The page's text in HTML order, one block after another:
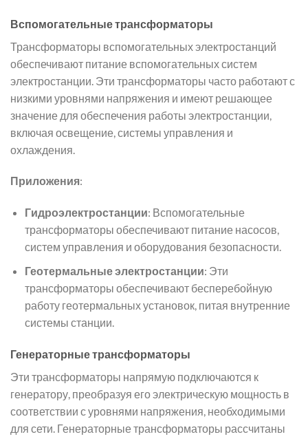
Вспомогательные трансформаторы
Трансформаторы вспомогательных электростанций
обеспечивают питание вспомогательных систем
электростанции. Эти трансформаторы часто работают с
низкими уровнями напряжения и имеют решающее
значение для обеспечения работы электростанции,
включая освещение, системы управления и
охлаждения.
Приложения:
Гидроэлектростанции: Вспомогательные
трансформаторы обеспечивают питание насосов,
систем управления и оборудования безопасности.
Геотермальные электростанции: Эти
трансформаторы обеспечивают бесперебойную
работу геотермальных установок, питая внутренние
системы станции.
Генераторные трансформаторы
Эти трансформаторы напрямую подключаются к
генератору, преобразуя его электрическую мощность в
соответствии с уровнями напряжения, необходимыми
для сети. Генераторные трансформаторы рассчитаны